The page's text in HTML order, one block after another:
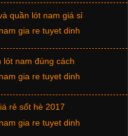
đối với sự phát triển của
pháp hiệu quả được nhiều
áo thun đồng phục công ty.
Ngành Thời Trang?
quần lót nam giá sỉ
lót nam đúng cách
rẻ sốt hè 2017